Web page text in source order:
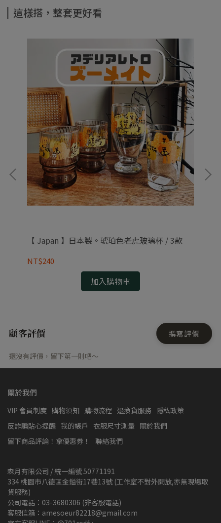
這樣搭，整套更好看
【 Japan 】日本製。琥珀色老虎玻璃杯 / 3款
NT$240
加入購物車
顧客評價 撰寫評價
還沒有評價，留下第一則吧～
關於我們
VIP 會員制度 購物須知 購物流程 退換貨服務 隱私政策
反詐騙貼心提醒 我的帳戶 衣服尺寸測量 關於我們
留下商品評論！拿優惠券！
聯絡我們
森月有限公司 / 統一編號 50771191
334 桃園市八德區金鎰街17巷13號 (工作室不對外開放,亦無現場取
貨服務)
公司電話：03-3680306 (非客服電話)
客服信箱：amesoeur82218@gmail.com